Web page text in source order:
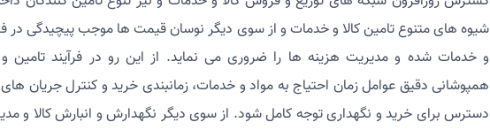
شیوه های متنوع تامین کالا و خدمات و از سوی دیگر نوسان قیمت ها موجب پیچیدگی در
و خدمات شده و مدیریت هزینه ها را ضروری می نماید. از این رو در فرآیند تامین و
همپوشانی دقیق عوامل زمان احتیاج به مواد و خدمات، زمانبندی خرید و کنترل جریان
دسترس برای خرید و نگهداری توجه کامل شود. از سوی دیگر نگهدارش و انبارش کالا و